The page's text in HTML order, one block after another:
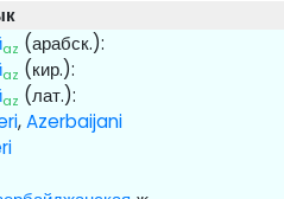
az (арабск.):
az (кир.):
az (лат.):
,Azerbaijani